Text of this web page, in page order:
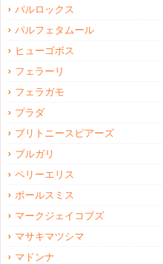
パルロックス
パルフェタムール
ヒューゴボス
フェラーリ
フェラガモ
プラダ
ブリトニースピアーズ
ブルガリ
ペリーエリス
ポールスミス
マークジェイコブズ
マサキマツシマ
マドンナ